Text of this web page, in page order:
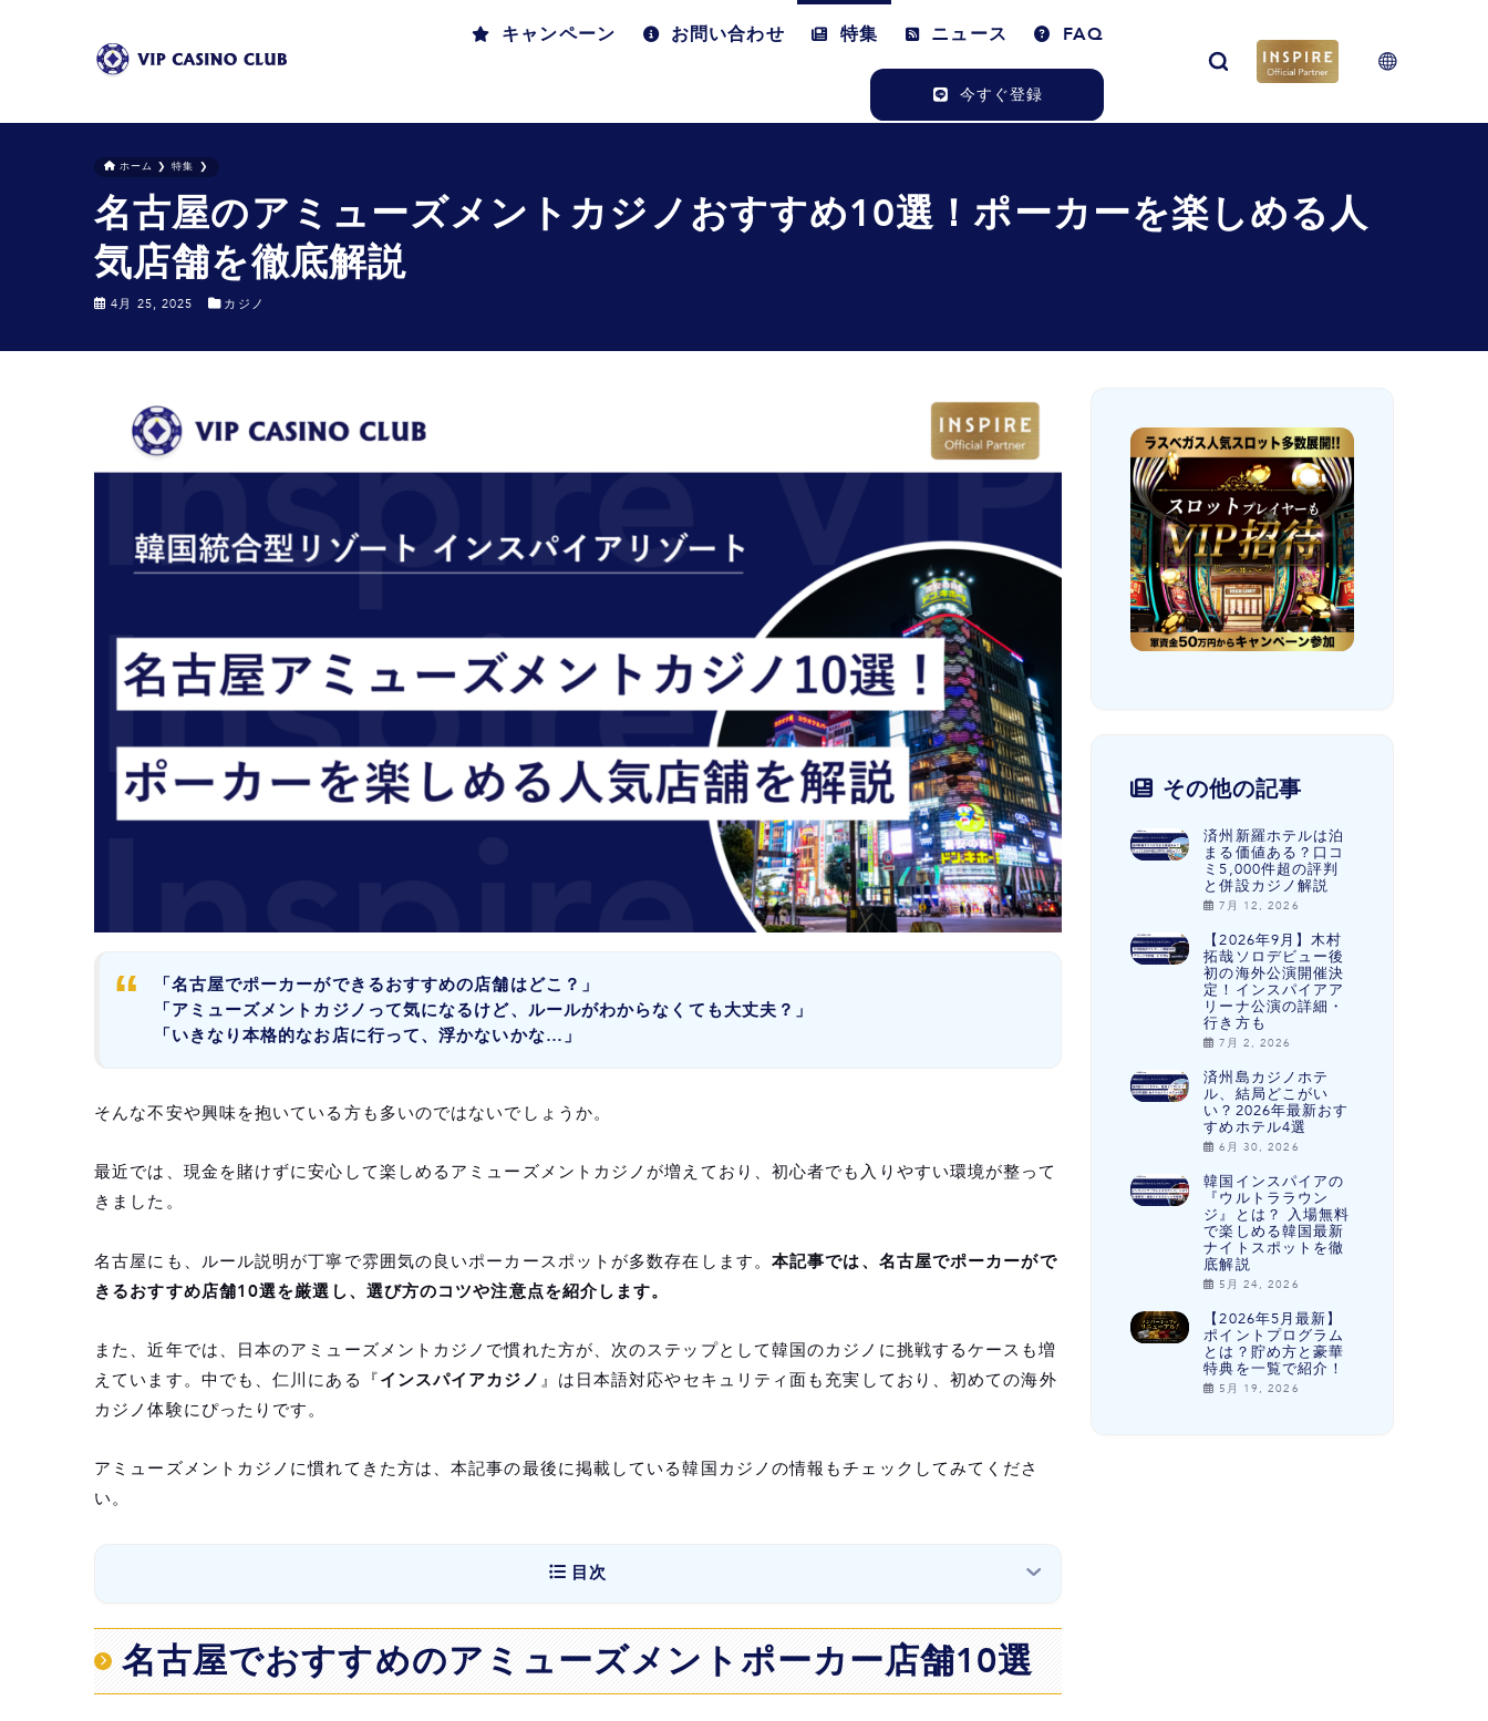
キャンペーン お問い合わせ 特集 ニュース FAQ
今すぐ登録
ホーム ❯ 特集 ❯
名古屋のアミューズメントカジノおすすめ10選！ポーカーを楽しめる人
気店舗を徹底解説
4月 25, 2025 カジノ
「名古屋でポーカーができるおすすめの店舗はどこ？」
「アミューズメントカジノって気になるけど、ルールがわからなくても大丈夫？」
「いきなり本格的なお店に行って、浮かないかな…」
そんな不安や興味を抱いている方も多いのではないでしょうか。
最近では、現金を賭けずに安心して楽しめるアミューズメントカジノが増えており、初心者でも入りやすい環境が整って
きました。
名古屋にも、ルール説明が丁寧で雰囲気の良いポーカースポットが多数存在します。 本記事では、名古屋でポーカーがで
きるおすすめ店舗10選を厳選し、選び方のコツや注意点を紹介します。
また、近年では、日本のアミューズメントカジノで慣れた方が、次のステップとして韓国のカジノに挑戦するケースも増
えています。中でも、仁川にある『インスパイアカジノ』は日本語対応やセキュリティ面も充実しており、初めての海外
カジノ体験にぴったりです。
アミューズメントカジノに慣れてきた方は、本記事の最後に掲載している韓国カジノの情報もチェックしてみてくださ
い。
目次
名古屋でおすすめのアミューズメントポーカー店舗10選
ナゴヤギルド
名古屋でおすすめのアミューズメントポーカー店舗10選
その他の記事
済州新羅ホテルは泊
まる価値ある？口コ
ミ5,000件超の評判
と併設カジノ解説
7月 12, 2026
【2026年9月】木村
拓哉ソロデビュー後
初の海外公演開催決
定！インスパイアア
リーナ公演の詳細・
行き方も
7月 2, 2026
済州島カジノホテ
ル、結局どこがい
い？2026年最新おす
すめホテル4選
6月 30, 2026
韓国インスパイアの
『ウルトララウン
ジ』とは？ 入場無料
で楽しめる韓国最新
ナイトスポットを徹
底解説
5月 24, 2026
【2026年5月最新】
ポイントプログラム
とは？貯め方と豪華
特典を一覧で紹介！
5月 19, 2026